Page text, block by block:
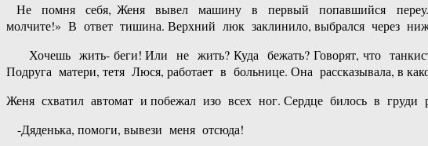
Не помня себя, Женя вывел машину в первый попавшийся
молчите!» В ответ тишина. Верхний люк заклинило, выбрался через
Хочешь жить- беги! Или не жить? Куда бежать? Говорят, что
Подруга матери, тетя Люся, работает в больнице. Она рассказывала, в
Женя схватил автомат и побежал изо всех ног. Сердце билось в груди
-Дяденька, помоги, вывези меня отсюда!